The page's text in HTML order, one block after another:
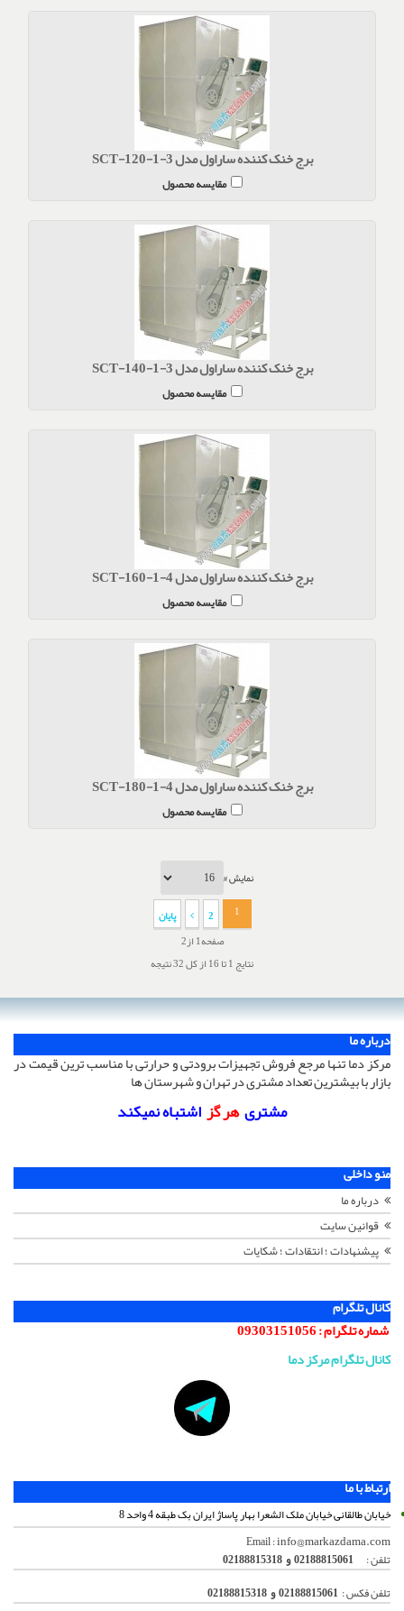
برج خنک کننده ساراول مدل SCT-120-1-3
مقایسه محصول
برج خنک کننده ساراول مدل SCT-140-1-3
مقایسه محصول
برج خنک کننده ساراول مدل SCT-160-1-4
مقایسه محصول
برج خنک کننده ساراول مدل SCT-180-1-4
مقایسه محصول
نمایش #
1
2
پایان
صفحه1 از2
نتایج 1 تا 16 از کل 32 نتیجه
درباره ما
مرکز دما تنها مرجع فروش تجهیزات برودتی و حرارتی با مناسب ترین قیمت در
بازار با بیشترین تعداد مشتری در تهران و شهرستان ها
مشتریهر گزاشتباه نمیکند
منو داخلی
درباره ما
قوانین سایت
پیشنهادات ؛ انتقادات ؛ شکایات
کانال تلگرام
شماره تلگرام :09303151056
کانال تلگرام مرکز دما
ارتباط با ما
خیابان طالقانی خیابان ملک الشعرا بهار پاساژ ایران بک طبقه 4 واحد 8
Email :info@markazdama.com
تلفن :
02188815061 و 02188815318
تلفن فکس : 02188815061 و 02188815318